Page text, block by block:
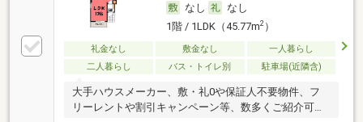
なし
なし
1階 / 1LDK（45.77m2）
礼金なし 敷金なし
一人暮らし
二人暮らし
バス・トイレ別 駐車場(近隣含)
大手ハウスメーカー、敷・礼0や保証人不要物件、フ
リーレントや割引キャンペーン等、数多くご紹介可能